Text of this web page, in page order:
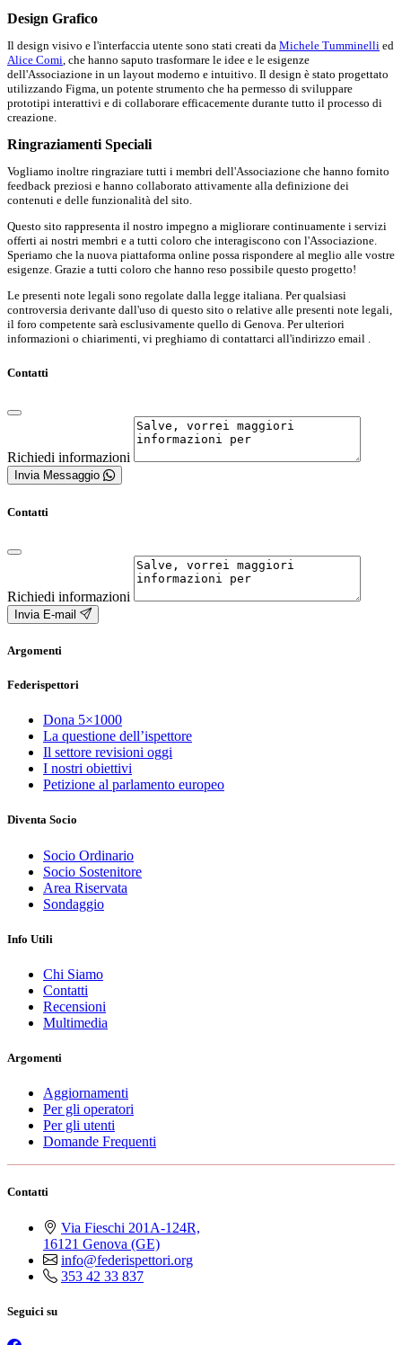
Design Grafico
Il design visivo e l'interfaccia utente sono stati creati da Michele Tumminelli ed
Alice Comi, che hanno saputo trasformare le idee e le esigenze
dell'Associazione in un layout moderno e intuitivo. Il design è stato progettato
utilizzando Figma, un potente strumento che ha permesso di sviluppare
prototipi interattivi e di collaborare efficacemente durante tutto il processo di
creazione.
Ringraziamenti Speciali
Vogliamo inoltre ringraziare tutti i membri dell'Associazione che hanno fornito
feedback preziosi e hanno collaborato attivamente alla definizione dei
contenuti e delle funzionalità del sito.
Questo sito rappresenta il nostro impegno a migliorare continuamente i servizi
offerti ai nostri membri e a tutti coloro che interagiscono con l'Associazione.
Speriamo che la nuova piattaforma online possa rispondere al meglio alle vostre
esigenze. Grazie a tutti coloro che hanno reso possibile questo progetto!
Le presenti note legali sono regolate dalla legge italiana. Per qualsiasi
controversia derivante dall'uso di questo sito o relative alle presenti note legali,
il foro competente sarà esclusivamente quello di Genova. Per ulteriori
informazioni o chiarimenti, vi preghiamo di contattarci all'indirizzo email .
Contatti
Richiedi informazioni
Invia Messaggio
Contatti
Richiedi informazioni
Invia E-mail
Argomenti
Federispettori
Dona 5×1000
La questione dell’ispettore
Il settore revisioni oggi
I nostri obiettivi
Petizione al parlamento europeo
Diventa Socio
Socio Ordinario
Socio Sostenitore
Area Riservata
Sondaggio
Info Utili
Chi Siamo
Contatti
Recensioni
Multimedia
Argomenti
Aggiornamenti
Per gli operatori
Per gli utenti
Domande Frequenti
Contatti
Via Fieschi 201A-124R,
16121 Genova (GE)
info@federispettori.org
353 42 33 837
Seguici su